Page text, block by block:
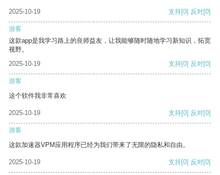
2025-10-19 支持[0] 反对[0]
游客
这款app是我学习路上的良师益友，让我能够随时随地学习新知识，拓宽
视野。
2025-10-19
支持[0] 反对[0]
游客
这个软件我非常喜欢
2025-10-19 支持[0] 反对[0]
游客
这款加速器VPM应用程序已经为我们带来了无限的隐私和自由。
2025-10-19 支持[0] 反对[0]